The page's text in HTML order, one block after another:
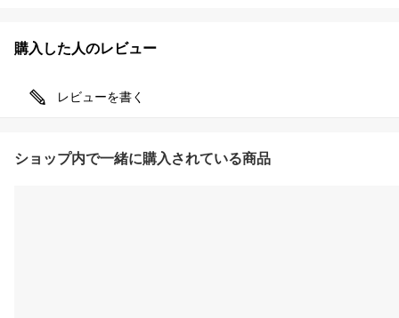
購入した人のレビュー
レビューを書く
ショップ内で一緒に購入されている商品